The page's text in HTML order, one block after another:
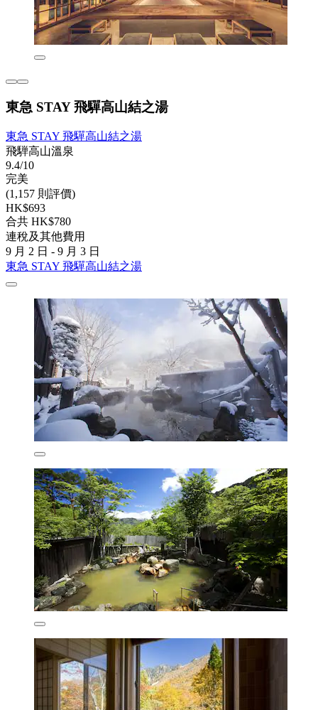
東急 STAY 飛驒高山結之湯
東急 STAY 飛驒高山結之湯
飛騨高山溫泉
9.4/10
完美
(1,157 則評價)
HK$693
合共 HK$780
連稅及其他費用
9 月 2 日 - 9 月 3 日
東急 STAY 飛驒高山結之湯